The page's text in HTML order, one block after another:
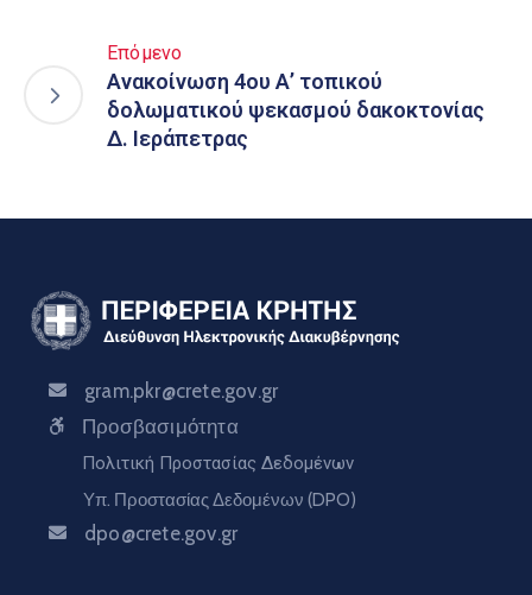
Επόμενο
Ανακοίνωση 4ου Α’ τοπικού
δολωματικού ψεκασμού δακοκτονίας
Δ. Ιεράπετρας
gram.pkr@crete.gov.gr
Προσβασιμότητα
Πολιτική Προστασίας Δεδομένων
Υπ. Προστασίας Δεδομένων (DPO)
dpo@crete.gov.gr